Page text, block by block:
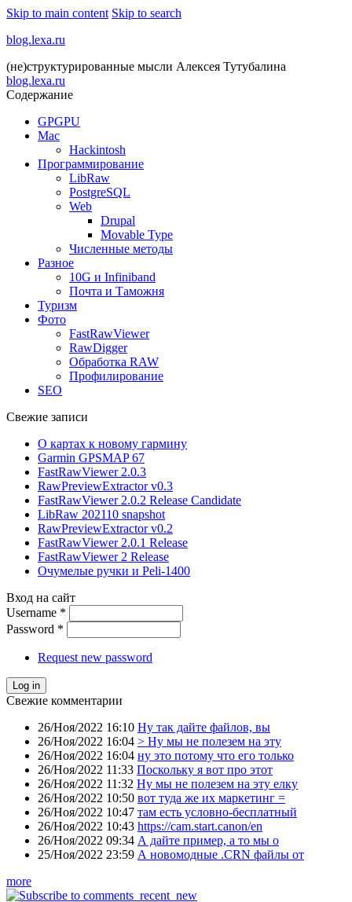
Skip to main content Skip to search
blog.lexa.ru
(не)структурированные мысли Алексея Тутубалина
blog.lexa.ru
Содержание
GPGPU
Mac
Hackintosh
Программирование
LibRaw
PostgreSQL
Web
Drupal
Movable Type
Численные методы
Разное
10G и Infiniband
Почта и Таможня
Туризм
Фото
FastRawViewer
RawDigger
Обработка RAW
Профилирование
SEO
Свежие записи
О картах к новому гармину
Garmin GPSMAP 67
FastRawViewer 2.0.3
RawPreviewExtractor v0.3
FastRawViewer 2.0.2 Release Candidate
LibRaw 202110 snapshot
RawPreviewExtractor v0.2
FastRawViewer 2.0.1 Release
FastRawViewer 2 Release
Очумелые ручки и Peli-1400
Вход на сайт
Username *
Password *
Request new password
Свежие комментарии
26/Ноя/2022 16:10 Ну так дайте файлов, вы
26/Ноя/2022 16:04 > Ну мы не полезем на эту
26/Ноя/2022 16:04 ну это потому что его только
26/Ноя/2022 11:33 Поскольку я вот про этот
26/Ноя/2022 11:32 Ну мы не полезем на эту елку
26/Ноя/2022 10:50 вот туда же их маркетинг =
26/Ноя/2022 10:47 там есть условно-бесплатный
26/Ноя/2022 10:43 https://cam.start.canon/en
26/Ноя/2022 09:34 А дайте пример, а то мы о
25/Ноя/2022 23:59 А новомодные .CRN файлы от
more